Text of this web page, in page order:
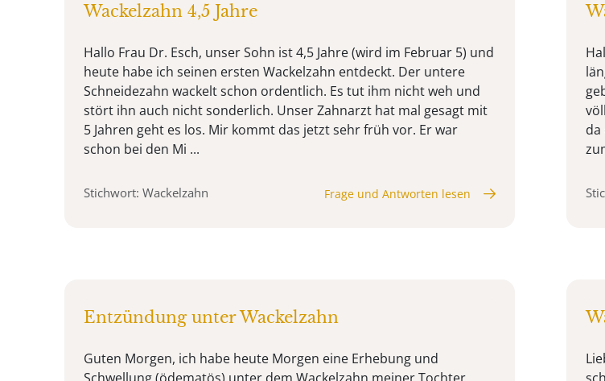
Wackelzahn 4,5 Jahre
Hallo Frau Dr. Esch, unser Sohn ist 4,5 Jahre (wird im Februar 5) und
heute habe ich seinen ersten Wackelzahn entdeckt. Der untere
Schneidezahn wackelt schon ordentlich. Es tut ihm nicht weh und
stört ihn auch nicht sonderlich. Unser Zahnarzt hat mal gesagt mit
5 Jahren geht es los. Mir kommt das jetzt sehr früh vor. Er war
schon bei den Mi ...
Stichwort: Wackelzahn Frage und Antworten lesen
Entzündung unter Wackelzahn
Guten Morgen, ich habe heute Morgen eine Erhebung und